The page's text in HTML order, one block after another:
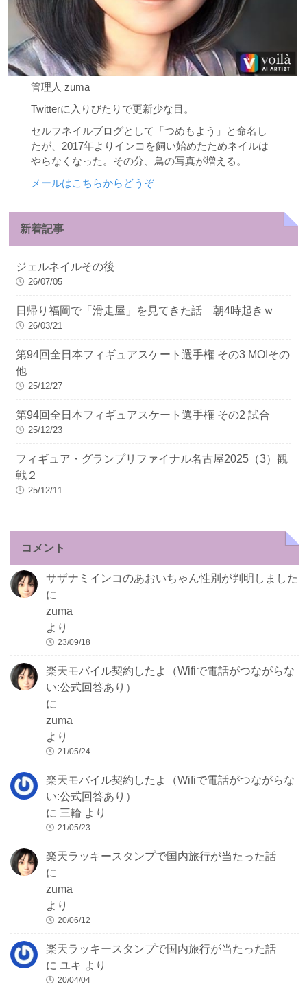
管理人 zuma
Twitterに入りびたりで更新少な目。
セルフネイルブログとして「つめもよう」と命名し
たが、2017年よりインコを飼い始めたためネイルは
やらなくなった。その分、鳥の写真が増える。
メールはこちらからどうぞ
新着記事
ジェルネイルその後
26/07/05
日帰り福岡で「滑走屋」を見てきた話 朝4時起きｗ
26/03/21
第94回全日本フィギュアスケート選手権 その3 MOIその
他
25/12/27
第94回全日本フィギュアスケート選手権 その2 試合
25/12/23
フィギュア・グランプリファイナル名古屋2025（3）観
戦２
25/12/11
コメント
サザナミインコのあおいちゃん性別が判明しました
に
zuma
より
23/09/18
楽天モバイル契約したよ（Wifiで電話がつながらな
い:公式回答あり）
に
zuma
より
21/05/24
楽天モバイル契約したよ（Wifiで電話がつながらな
い:公式回答あり）
に三輪 より
21/05/23
楽天ラッキースタンプで国内旅行が当たった話
に
zuma
より
20/06/12
楽天ラッキースタンプで国内旅行が当たった話
にユキ より
20/04/04